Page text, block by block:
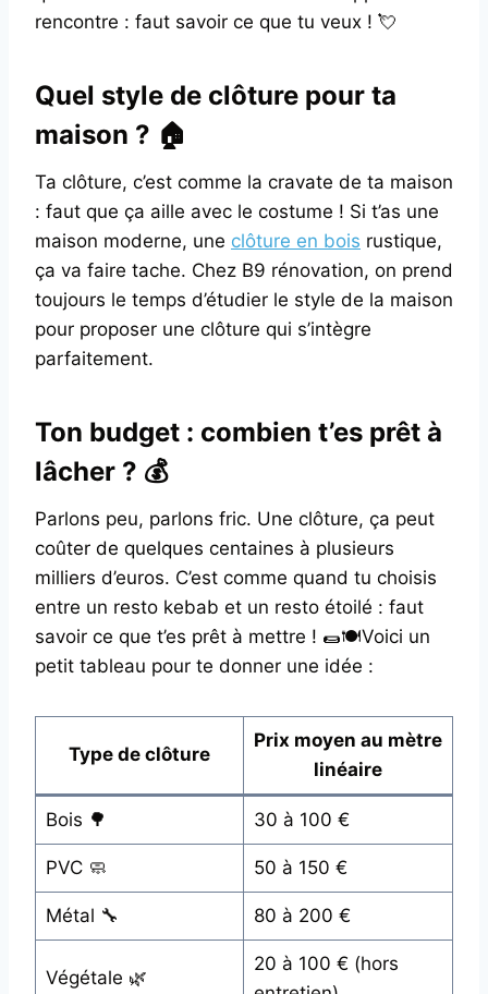
rencontre : faut savoir ce que tu veux ! 💘
Quel style de clôture pour ta
maison ? 🏠
Ta clôture, c’est comme la cravate de ta maison
: faut que ça aille avec le costume ! Si t’as une
maison moderne, une clôture en bois rustique,
ça va faire tache. Chez B9 rénovation, on prend
toujours le temps d’étudier le style de la maison
pour proposer une clôture qui s’intègre
parfaitement.
Ton budget : combien t’es prêt à
lâcher ? 💰
Parlons peu, parlons fric. Une clôture, ça peut
coûter de quelques centaines à plusieurs
milliers d’euros. C’est comme quand tu choisis
entre un resto kebab et un resto étoilé : faut
savoir ce que t’es prêt à mettre ! 🌯🍽️Voici un
petit tableau pour te donner une idée :
Type de clôture
Prix moyen au mètre
linéaire
Bois 🌳 30 à 100 €
PVC 🧼 50 à 150 €
Métal 🔧 80 à 200 €
Végétale 🌿
20 à 100 € (hors